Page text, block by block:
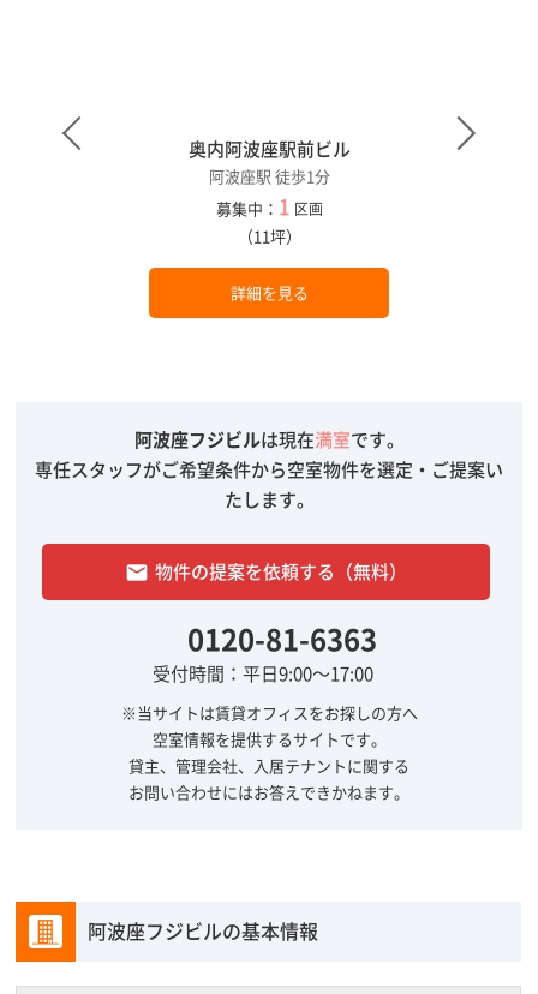
奥内阿波座駅前ビル
阿波座駅 徒歩1分
募集中： 1 区画
（11坪）
詳細を見る
阿波座フジビルは現在満室です。
専任スタッフがご希望条件から空室物件を選定・ご提案い
たします。
email 物件の提案を依頼する（無料）
0120-81-6363
受付時間：平日9:00～17:00
※当サイトは賃貸オフィスをお探しの方へ
空室情報を提供するサイトです。
貸主、管理会社、入居テナントに関する
お問い合わせにはお答えできかねます。
阿波座フジビルの基本情報